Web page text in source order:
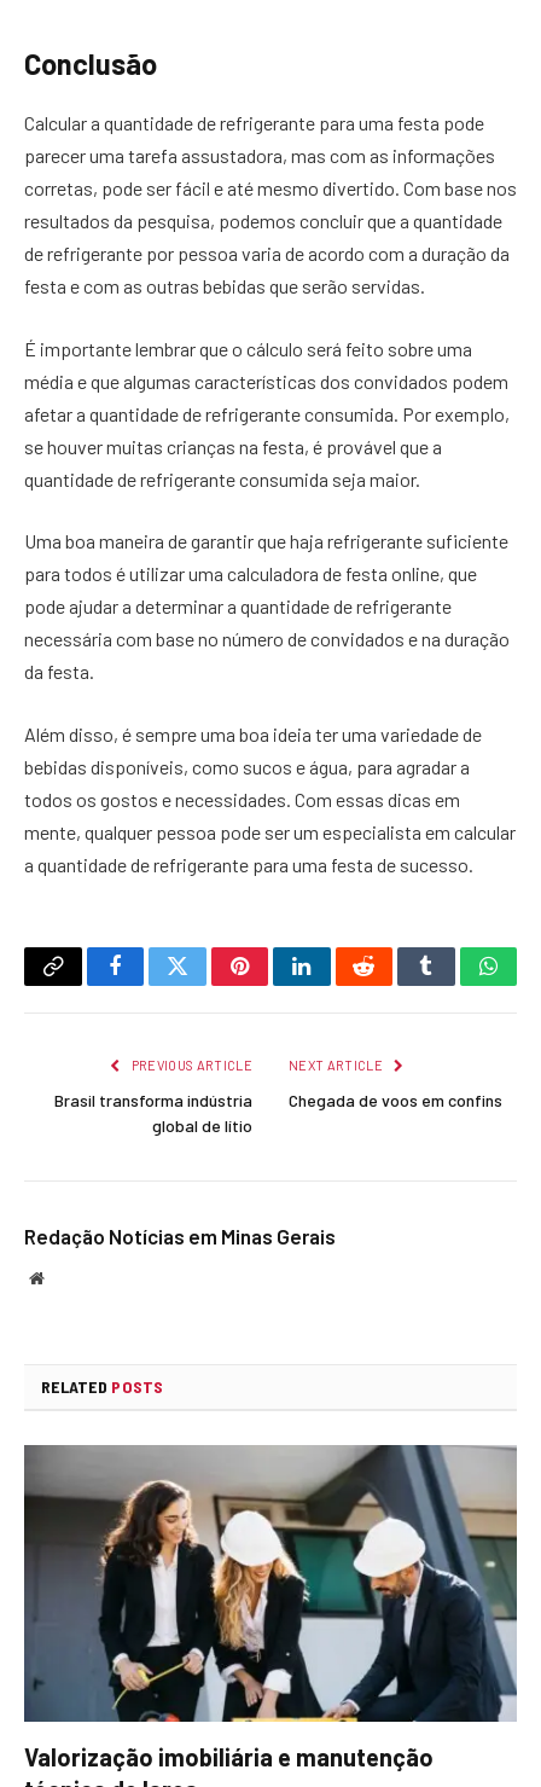
Conclusão
Calcular a quantidade de refrigerante para uma festa pode
parecer uma tarefa assustadora, mas com as informações
corretas, pode ser fácil e até mesmo divertido. Com base nos
resultados da pesquisa, podemos concluir que a quantidade
de refrigerante por pessoa varia de acordo com a duração da
festa e com as outras bebidas que serão servidas.
É importante lembrar que o cálculo será feito sobre uma
média e que algumas características dos convidados podem
afetar a quantidade de refrigerante consumida. Por exemplo,
se houver muitas crianças na festa, é provável que a
quantidade de refrigerante consumida seja maior.
Uma boa maneira de garantir que haja refrigerante suficiente
para todos é utilizar uma calculadora de festa online, que
pode ajudar a determinar a quantidade de refrigerante
necessária com base no número de convidados e na duração
da festa.
Além disso, é sempre uma boa ideia ter uma variedade de
bebidas disponíveis, como sucos e água, para agradar a
todos os gostos e necessidades. Com essas dicas em
mente, qualquer pessoa pode ser um especialista em calcular
a quantidade de refrigerante para uma festa de sucesso.
Copy
FacebookTwitterPinterestLinkedInRedditTumblr
PREVIOUS ARTICLE
Brasil transforma indústria
global de lítio
NEXT ARTICLE
Chegada de voos em confins
Redação Notícias em Minas Gerais
Website
RELATED POSTS
Valorização imobiliária e manutenção